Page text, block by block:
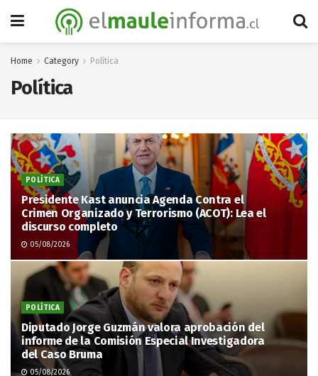
Home Category Política
Política
POLÍTICA
Presidente Kast anuncia Agenda Contra el
Crimen Organizado y Terrorismo (ACOT): Lea el
discurso completo
05/08/2026
POLÍTICA
Diputado Jorge Guzmán valora aprobación del
informe de la Comisión Especial Investigadora
del Caso Bruma
05/08/2026